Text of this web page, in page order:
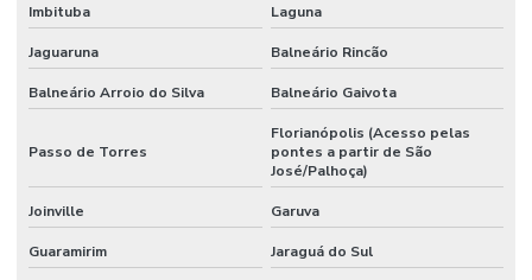
Imbituba Laguna
Jaguaruna Balneário Rincão
Balneário Arroio do Silva Balneário Gaivota
Passo de Torres
Florianópolis (Acesso pelas
pontes a partir de São
José/Palhoça)
Joinville Garuva
Guaramirim Jaraguá do Sul